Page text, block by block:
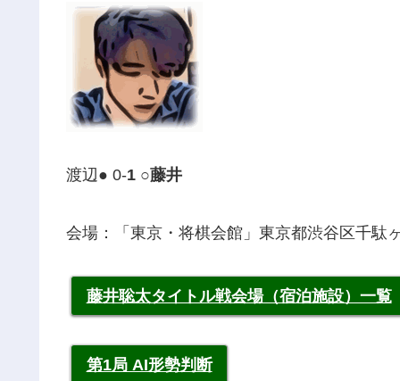
渡辺● 0-1 ○藤井
会場：「東京・将棋会館」 東京都渋谷区千駄
藤井聡太タイトル戦会場（宿泊施設）一覧
第1局 AI形勢判断